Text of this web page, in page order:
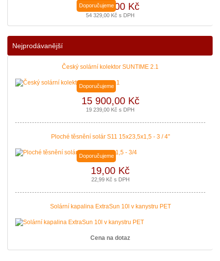
vytápění. Žádost o dotaci Vám zajistíme!
Doporučujeme
44 900,00 Kč
54 329,00 Kč s DPH
Nejprodávanější
Český solární kolektor SUNTIME 2.1
Doporučujeme
15 900,00 Kč
19 239,00 Kč s DPH
Ploché těsnění solár S11 15x23,5x1,5 - 3 / 4"
Doporučujeme
19,00 Kč
22,99 Kč s DPH
Solární kapalina ExtraSun 10l v kanystru PET
Cena na dotaz